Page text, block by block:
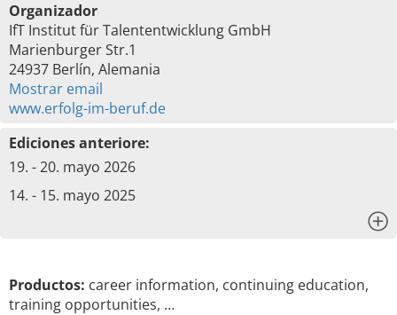
Organizador
IfT Institut für Talententwicklung GmbH
Marienburger Str.1
24937 Berlín, Alemania
Mostrar email
www.erfolg-im-beruf.de
Ediciones anteriore:
19. - 20. mayo 2026
14. - 15. mayo 2025
Productos: career information, continuing education,
training opportunities, …